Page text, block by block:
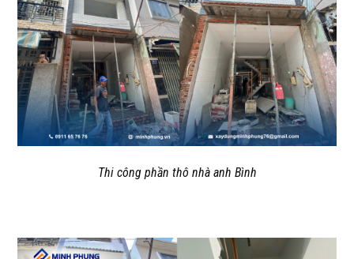
Thi công phần thô nhà anh Bình